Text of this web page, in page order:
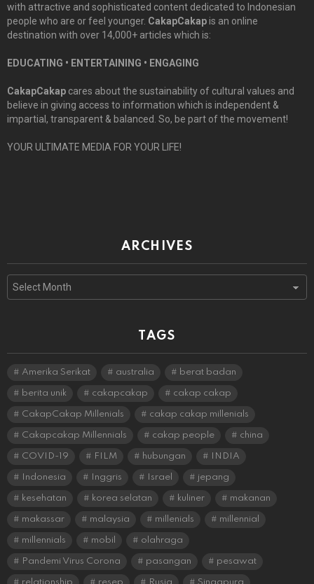
with attractive and sophisticated content dedicated to Indonesian
people who are or feel younger. CakapCakapis an online
destination with over 14,000+ articles which is:
EDUCATING • ENTERTAINING • ENGAGING
CakapCakap cares about the sustainability of cultural values and
believe in giving access to information which is independent &
impartial, transparent & balanced. So, be part of the movement!
YOUR ULTIMATE MEDIA FOR YOUR LIFE!
ARCHIVES
TAGS
Amerika Serikat australia berat badan
berita unik cakapcakap cakap cakap
CakapCakap Millenials cakap cakap millenials
Cakapcakap Millennials cakap people china
COVID-19 FILM hubungan INDIA
Indonesia Inggris Israel jepang
kesehatan korea selatan kuliner makanan
makassar malaysia millenials millennial
millennials mobil olahraga
Pandemi Virus Corona pasangan pesawat